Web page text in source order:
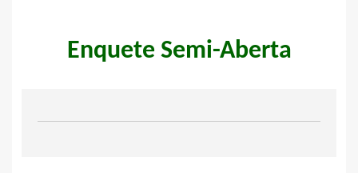
Enquete Semi-Aberta